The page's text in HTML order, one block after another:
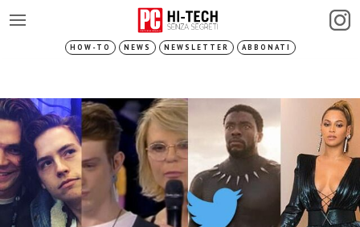
HOW-TO NEWS NEWSLETTER ABBONATI